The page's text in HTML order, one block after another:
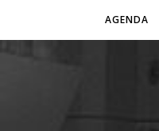
AGENDA